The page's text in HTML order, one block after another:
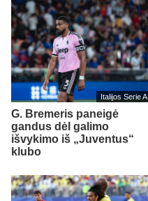
Italijos Serie A
G. Bremeris paneigė
gandus dėl galimo
išvykimo iš „Juventus“
klubo